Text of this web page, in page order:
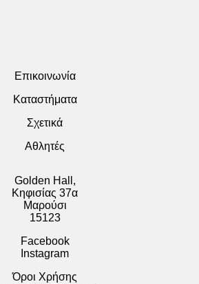
Επικοινωνία
Καταστήματα
Σχετικά
Αθλητές
Golden Hall,
Κηφισίας 37α
Μαρούσι
15123
Facebook
Instagram
Όροι Χρήσης